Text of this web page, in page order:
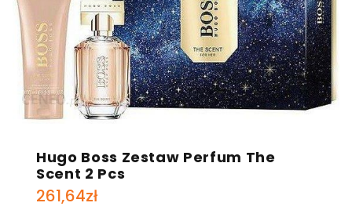
Hugo Boss Zestaw Perfum The
Scent 2 Pcs
261,64zł